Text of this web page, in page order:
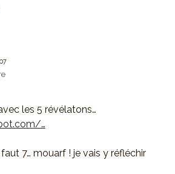
les 5 révélatons…
…
7… mouarf ! je vais y réfléchir